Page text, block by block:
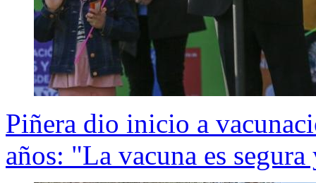
Piñera dio inicio a
años: "La vacuna es